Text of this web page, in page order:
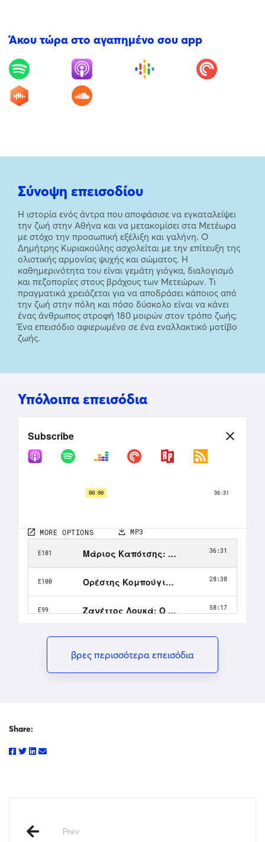
Άκου τώρα στο αγαπημένο σου app
Σύνοψη επεισοδίου
Η ιστορία ενός άντρα που αποφάσισε να εγκαταλείψει
την ζωή στην Αθήνα και να μετακομίσει στα Μετέωρα
με στόχο την προσωπική εξέλιξη και γαλήνη. Ο
Δημήτρης Κυριακούλης ασχολείται με την επίτευξη της
ολιστικής αρμονίας ψυχής και σώματος. Η
καθημερινότητα του είναι γεμάτη γιόγκα, διαλογισμό
και πεζοπορίες στους βράχους των Μετεώρων. Τι
πραγματικά χρειάζεται για να αποδράσει κάποιος από
την ζωή στην πόλη και πόσο δύσκολο είναι να κάνει
ένας άνθρωπος στροφή 180 μοιρών στον τρόπο ζωής;
Ένα επεισόδιο αφιερωμένο σε ένα εναλλακτικό μοτίβο
ζωής.
Υπόλοιπα επεισόδια
βρες περισσότερα επεισόδια
Share:
Prev